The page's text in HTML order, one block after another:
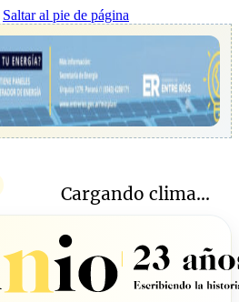
Saltar al pie de página
Cargando clima...